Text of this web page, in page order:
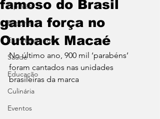
Opinião
Esporte
Entretenimento
Saúde
Educação
Culinária
Eventos
famoso do Brasil
ganha força no
Outback Macaé
No último ano, 900 mil ‘parabéns’
foram cantados nas unidades
brasileiras da marca